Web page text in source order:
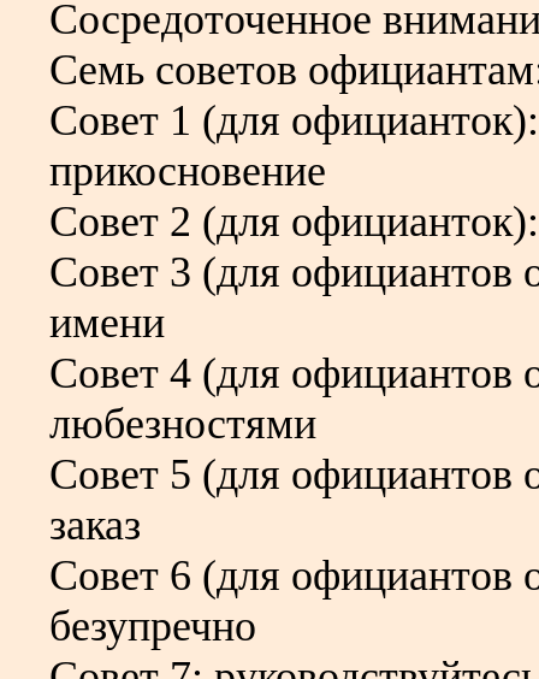
Сосредоточенное
Семь советов
Совет 1 (для
прикосновение
Совет 2 (для
Совет 3 (для официантов
имени
Совет 4 (для официантов
любезностями
Совет 5 (для официантов
заказ
Совет 6 (для официантов
безупречно